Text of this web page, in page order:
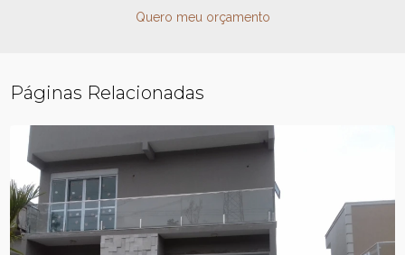
Quero meu orçamento
Páginas Relacionadas